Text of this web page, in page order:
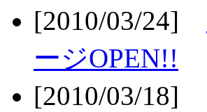
[2010/03/24]
ージOPEN!!
[2010/03/18]